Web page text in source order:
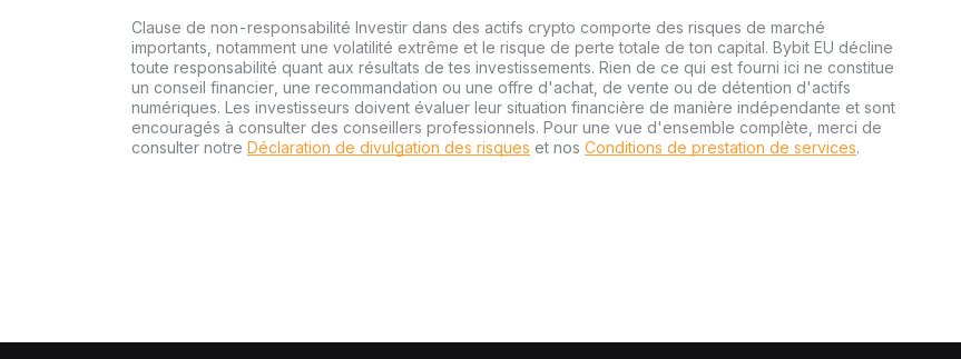
Clause de non-responsabilité Investir dans des actifs crypto comporte des risques de marché
importants, notamment une volatilité extrême et le risque de perte totale de ton capital. Bybit EU décline
toute responsabilité quant aux résultats de tes investissements. Rien de ce qui est fourni ici ne constitue
un conseil financier, une recommandation ou une offre d'achat, de vente ou de détention d'actifs
numériques. Les investisseurs doivent évaluer leur situation financière de manière indépendante et sont
encouragés à consulter des conseillers professionnels. Pour une vue d'ensemble complète, merci de
consulter notre Déclaration de divulgation des risques et nos Conditions de prestation de services.